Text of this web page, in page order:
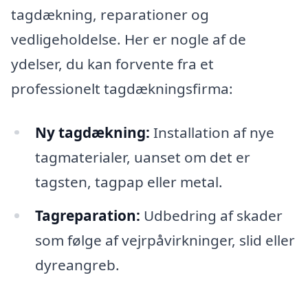
tagdækning, reparationer og
vedligeholdelse. Her er nogle af de
ydelser, du kan forvente fra et
professionelt tagdækningsfirma:
Ny tagdækning: Installation af nye
tagmaterialer, uanset om det er
tagsten, tagpap eller metal.
Tagreparation: Udbedring af skader
som følge af vejrpåvirkninger, slid eller
dyreangreb.